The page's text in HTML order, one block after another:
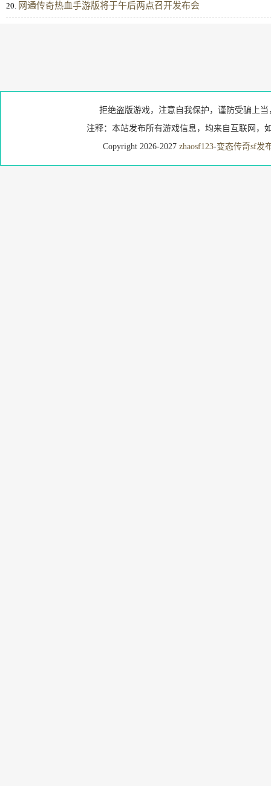
20. 网通传奇热血手游版将于午后两点召开发布会
拒绝盗版游戏，注意自我保护，谨防受骗上
注释：本站发布所有游戏信息，均来自互联网，
Copyright 2026-2027 zhaosf123-变态传奇sf发